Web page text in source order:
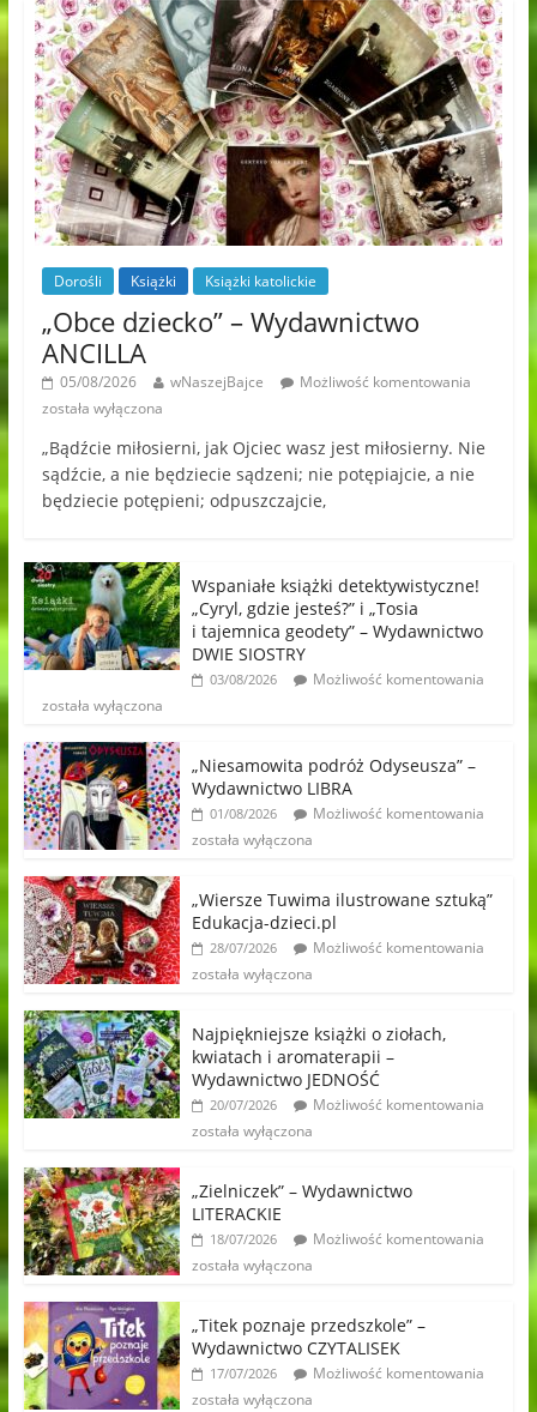
Dorośli Książki Książki katolickie
„Obce dziecko” – Wydawnictwo
ANCILLA
05/08/2026 wNaszejBajce
Możliwość komentowania
została wyłączona
„Bądźcie miłosierni, jak Ojciec wasz jest miłosierny. Nie
sądźcie, a nie będziecie sądzeni; nie potępiajcie, a nie
będziecie potępieni; odpuszczajcie,
Wspaniałe książki detektywistyczne!
„Cyryl, gdzie jesteś?” i „Tosia
i tajemnica geodety” – Wydawnictwo
DWIE SIOSTRY
03/08/2026
Możliwość komentowania
została wyłączona
„Niesamowita podróż Odyseusza” –
Wydawnictwo LIBRA
01/08/2026
Możliwość komentowania
została wyłączona
„Wiersze Tuwima ilustrowane sztuką”
Edukacja-dzieci.pl
28/07/2026
Możliwość komentowania
została wyłączona
Najpiękniejsze książki o ziołach,
kwiatach i aromaterapii –
Wydawnictwo JEDNOŚĆ
20/07/2026
Możliwość komentowania
została wyłączona
„Zielniczek” – Wydawnictwo
LITERACKIE
18/07/2026
Możliwość komentowania
została wyłączona
„Titek poznaje przedszkole” –
Wydawnictwo CZYTALISEK
17/07/2026
Możliwość komentowania
została wyłączona